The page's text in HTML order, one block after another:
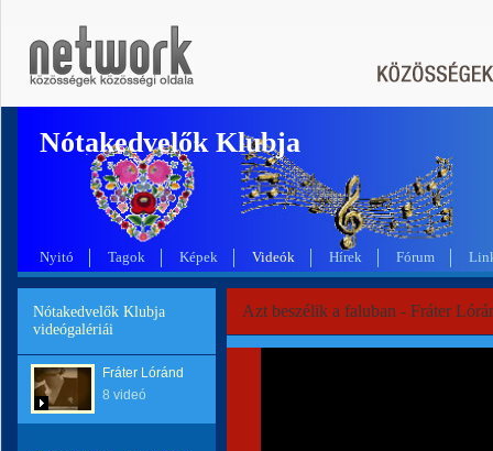
Nótakedvelők Klubja
Nyitó Tagok Képek Videók Hírek Fórum
Nótakedvelők Klubja
videógalériái
Fráter Lóránd
8 videó
Azt beszélik a faluban - Fráter